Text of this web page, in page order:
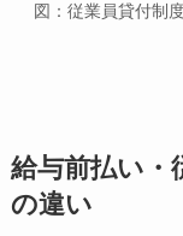
図：従業員貸付制
給与前払い・
の違い